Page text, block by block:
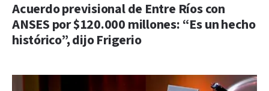
Acuerdo previsional de Entre Ríos con
ANSES por $120.000 millones: “Es un hecho
histórico”, dijo Frigerio